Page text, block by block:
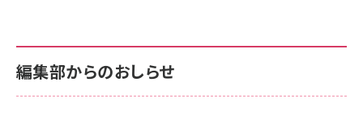
￥880
anan(アンアン)2026/06/24号 No.2500増刊
スペシャルエディション[王道エンタメの矜持／
サポート正規品 メーカー保証5年 KLMEA128G
NIMASO ガラスフィルム iPhone 17 用 保護フィ
サポート正規品 メーカー保証5年 KLMEA128G
Amazon eギフトカード - Amazonロゴ - クラ
編集部からのおしらせ